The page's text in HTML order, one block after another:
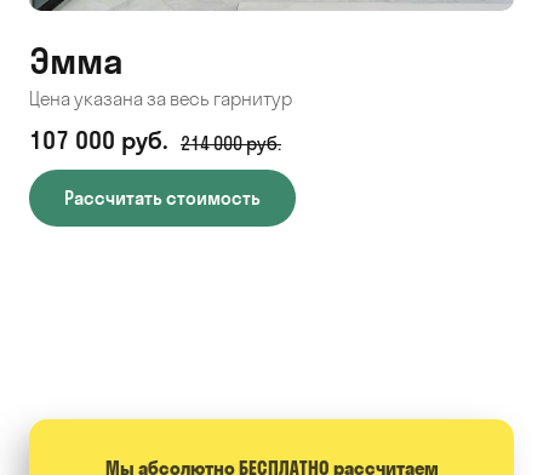
Эмма
Цена указана за весь гарнитур
107 000 руб. 214 000 руб.
Рассчитать стоимость
Мы абсолютно БЕСПЛАТНО расcчитаем